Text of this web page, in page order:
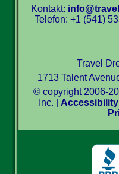
Kontakt:
Telefon: +1 (541)
Travel
1713 Talent
© copyright 2006-
Inc. |